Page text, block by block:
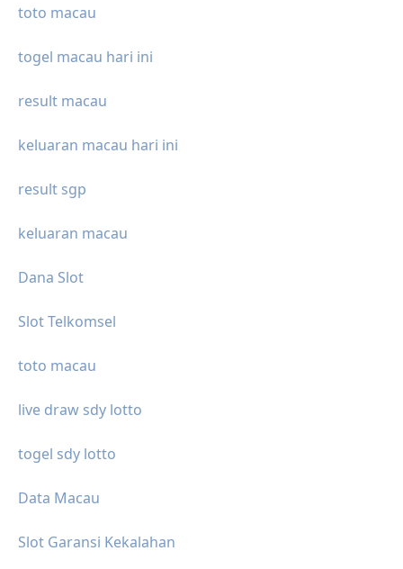
toto macau
togel macau hari ini
result macau
keluaran macau hari ini
result sgp
keluaran macau
Dana Slot
Slot Telkomsel
toto macau
live draw sdy lotto
togel sdy lotto
Data Macau
Slot Garansi Kekalahan